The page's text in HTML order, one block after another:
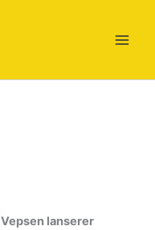
Vepsen lanserer